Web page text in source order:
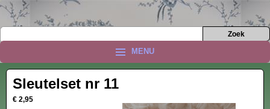
MENU
Sleutelset nr 11
€ 2,95